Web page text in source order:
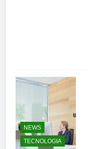
NEWS
TECNOLOGIA